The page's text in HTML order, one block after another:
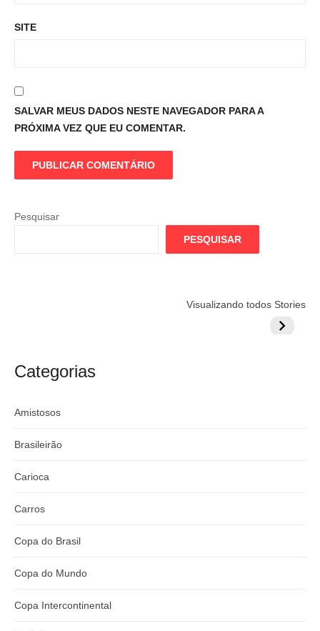
SITE
SALVAR MEUS DADOS NESTE NAVEGADOR PARA A
PRÓXIMA VEZ QUE EU COMENTAR.
Pesquisar
PESQUISAR
Visualizando todos Stories
argentino
Globo quer
Lesão
do
Categorias
Amistosos
Brasileirão
Carioca
Carros
Copa do Brasil
Copa do Mundo
Copa Intercontinental